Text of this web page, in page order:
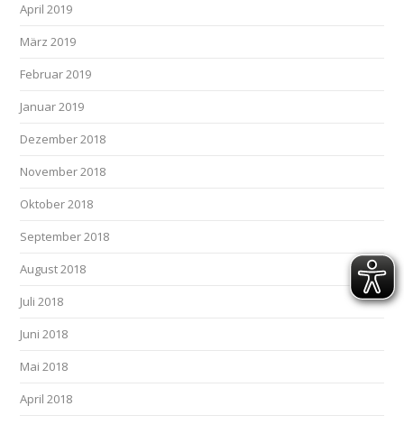
April 2019
März 2019
Februar 2019
Januar 2019
Dezember 2018
November 2018
Oktober 2018
September 2018
August 2018
Juli 2018
Juni 2018
Mai 2018
April 2018